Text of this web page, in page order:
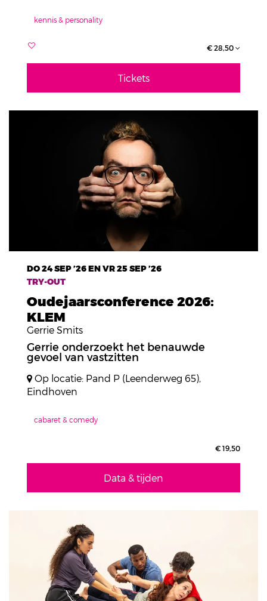
kennis & personality
€ 28,50
Tickets
Oudejaarsconference 2026:
KLEM
Gerrie Smits
TRY-OUT
DO 24 SEP ’26ENVR 25 SEP ’26
Gerrie onderzoekt het benauwde
gevoel van vastzitten
Op locatie: Pand P (Leenderweg 65),
Eindhoven
cabaret & comedy
€ 19,50
Data & tijden